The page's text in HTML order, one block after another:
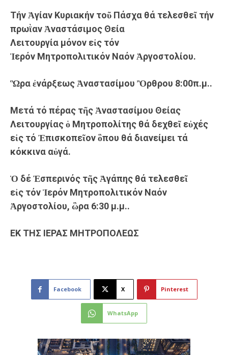
Τήν Ἁγίαν Κυριακήν τοῦ Πάσχα θά τελεσθεῖ τήν
πρωῒαν Ἀναστάσιμος Θεία
Λειτουργία μόνον εἰς τόν
Ἱερόν Μητροπολιτικόν Ναόν Ἀργοστολίου.
Ὣρα ἐνάρξεωςἈναστασίμου Ὂρθρου 8:00π.μ..
Mετά τό πέρας τῆς Ἀναστασίμου Θείας
Λειτουργίας ὁ Μητροπολίτης θά δεχθεῖ εὐχές
εἰς τό Ἐπισκοπεῖον ὃπου θά διανείμει τά
κόκκινα αὐγά.
Ὁ δέ Ἐσπερινός τῆς Ἀγάπης θά τελεσθεῖ
εἰς τόνἹερόν Μητροπολιτικόν Ναόν
Ἀργοστολίου, ὣρα 6:30 μ.μ..
EK THΣ ΙΕΡΑΣ ΜΗΤΡΟΠΟΛΕΩΣ
Facebook X Pinterest
WhatsApp